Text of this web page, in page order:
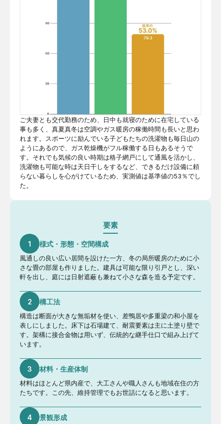
ご夫妻とも交代勤務のため、日中も就寝のために在宅している
事も多く、真夏真冬は空調やガス暖房の稼働時間も長いと思わ
れます。スポーツに励んでいる子どもたちの洗濯物も毎日山の
ようにあるので、ガス乾燥機がフル稼働する日もあるそうで
す。それでも気候の良い時期は格子網戸にして通風を活かし、
洗濯物も可能な時は天日干しをするなど、できるだけ設備に頼
らない暮らしを心がけているため、実測値は基準値の53％でし
た。
要素
1 様式・形態・空間構成
風通しの良い広い居間を設けた一方、冬の局所暖房のために小
さな畳の部屋も作りました。建具は可能な限り引戸とし、深い
軒を出し、庭には日射遮蔽も兼ねて小さな森を造る予定です。
2 構工法
構造は断面が大きな無垢材を使い、差鴨居や多重梁の和小屋を
表しにしました。床下は石場建て、耐震要素は主に土塗り壁で
す。架構に接合金物は用いず、伝統的な継手仕口で組み上げて
います。
3 材料・生産体制
材料はほとんど県内産で、大工さんや職人さんも地域在住の方
たちです。この先、維持管理でもお世話になると思います。
4 景観形成